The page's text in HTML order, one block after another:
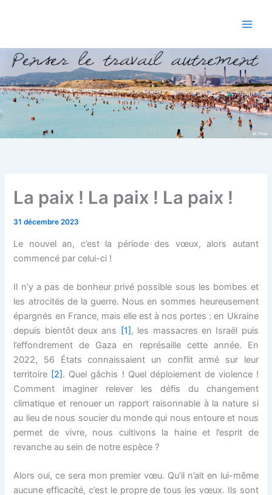
La paix ! La paix ! La paix !
31 décembre 2023
Le nouvel an, c’est la période des vœux, alors autant
commencé par celui-ci !
Il n’y a pas de bonheur privé possible sous les bombes et
les atrocités de la guerre. Nous en sommes heureusement
épargnés en France, mais elle est à nos portes : en Ukraine
depuis bientôt deux ans
[1], les massacres en Israël puis
l’effondrement de Gaza en représaille cette année. En
2022, 56 États connaissaient un conflit armé sur leur
territoire [2]. Quel gâchis ! Quel déploiement de violence !
Comment imaginer relever les défis du changement
climatique et renouer un rapport raisonnable à la nature si
au lieu de nous soucier du monde qui nous entoure et nous
permet de vivre, nous cultivons la haine et l’esprit de
revanche au sein de notre espèce ?
Alors oui, ce sera mon premier vœu. Qu’il n’ait en lui-même
aucune efficacité, c’est le propre de tous les vœux. Ils sont